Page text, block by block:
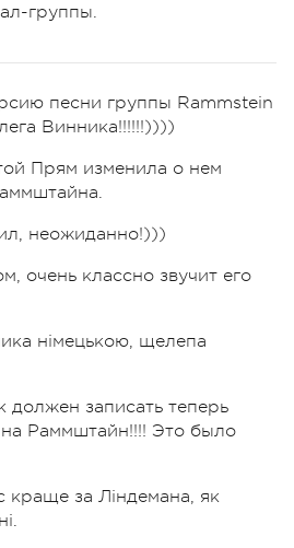
группы.
песни группы Rammstein
Винника!!!!!!))))
Прям изменила о нем
неожиданно!)))
очень классно звучит его
німецькою, щелепа
должен записать теперь
Раммштайн!!!! Это было
краще за Ліндемана, як